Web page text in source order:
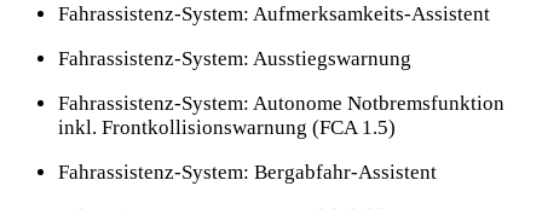
Fahrassistenz-System: Aufmerksamkeits-Assistent
Fahrassistenz-System: Ausstiegswarnung
Fahrassistenz-System: Autonome Notbremsfunktion
inkl. Frontkollisionswarnung (FCA 1.5)
Fahrassistenz-System: Bergabfahr-Assistent